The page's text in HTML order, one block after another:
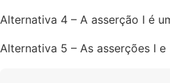
Alternativa 4 – A asserção I é
Alternativa 5 – As asserções I